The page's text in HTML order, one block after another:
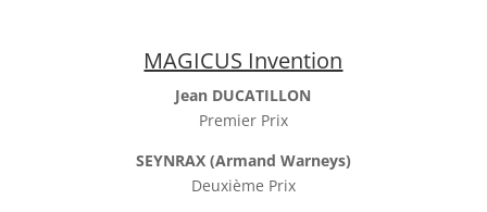
MAGICUS Invention
Jean DUCATILLON
Premier Prix
SEYNRAX (Armand Warneys)
Deuxième Prix